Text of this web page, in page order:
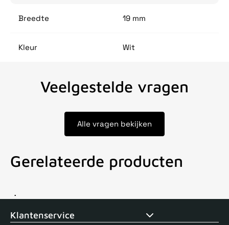
Breedte 19 mm
Kleur Wit
Veelgestelde vragen
Alle vragen bekijken
Gerelateerde producten
Voor 15uur besteld, zelfde dag verstuurd Echte winkel +35
Klantenservice